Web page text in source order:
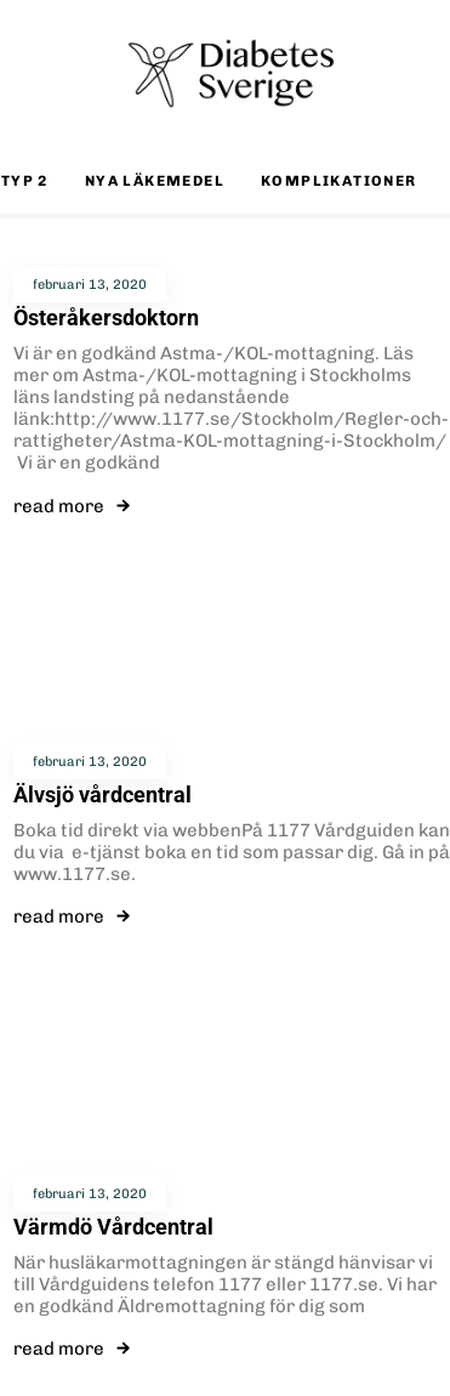
TYP 2 NYA LÄKEMEDEL KOMPLIKATIONER
februari 13, 2020
Österåkersdoktorn
Vi är en godkänd Astma-/KOL-mottagning. Läs
mer om Astma-/KOL-mottagning i Stockholms
läns landsting på nedanstående
länk:http://www.1177.se/Stockholm/Regler-och-
rattigheter/Astma-KOL-mottagning-i-Stockholm/
Vi är en godkänd
read more
februari 13, 2020
Älvsjö vårdcentral
Boka tid direkt via webbenPå 1177 Vårdguiden kan
du via e-tjänst boka en tid som passar dig. Gå in på
www.1177.se.
read more
februari 13, 2020
Värmdö Vårdcentral
När husläkarmottagningen är stängd hänvisar vi
till Vårdguidens telefon 1177 eller 1177.se. Vi har
en godkänd Äldremottagning för dig som
read more